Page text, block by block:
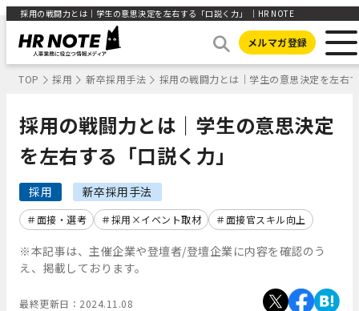
採用の戦闘力とは｜学生の意思決定を左右する「口説く力」 ｜HR NOTE
メルマガ登録
TOP 採用 新卒採用手法 採用の戦闘力とは｜学生の意思決定を左右
採用の戦闘力とは｜学生の意思決定
を左右する「口説く力」
採用 新卒採用手法
面接・選考 採用×イベント取材 面接官スキル向上
※本記事は、主催企業や登壇者/登壇企業に内容を確認のう
え、掲載しております。
最終更新日： 2024.11.08